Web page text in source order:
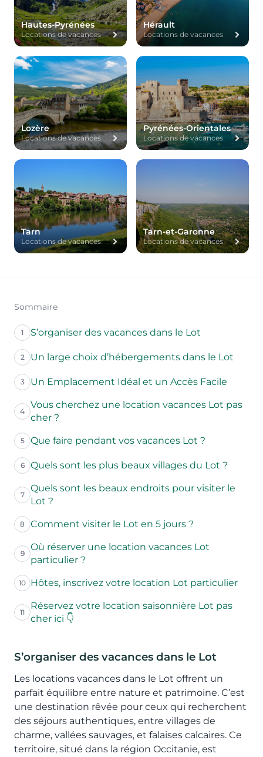
Hautes-Pyrénées
Locations de vacances
Hérault
Locations de vacances
Lozère
Locations de vacances
Pyrénées-Orientales
Locations de vacances
Tarn
Locations de vacances
Tarn-et-Garonne
Locations de vacances
Sommaire
1 S’organiser des vacances dans le Lot
2 Un large choix d’hébergements dans le Lot
3 Un Emplacement Idéal et un Accès Facile
4
Vous cherchez une location vacances Lot pas
cher ?
5 Que faire pendant vos vacances Lot ?
6 Quels sont les plus beaux villages du Lot ?
7
Quels sont les beaux endroits pour visiter le
Lot ?
8 Comment visiter le Lot en 5 jours ?
9
Où réserver une location vacances Lot
particulier ?
10 Hôtes, inscrivez votre location Lot particulier
11
Réservez votre location saisonnière Lot pas
cher ici 👇
S’organiser des vacances dans le Lot
Les locations vacances dans le Lot offrent un
parfait équilibre entre nature et patrimoine. C’est
une destination rêvée pour ceux qui recherchent
des séjours authentiques, entre villages de
charme, vallées sauvages, et falaises calcaires. Ce
territoire, situé dans la région Occitanie, est